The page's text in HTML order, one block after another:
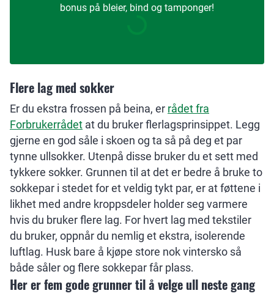
bonus på bleier, bind og tamponger!
Flere lag med sokker
Er du ekstra frossen på beina, er rådet fra
Forbrukerrådet at du bruker flerlagsprinsippet. Legg
gjerne en god såle i skoen og ta så på deg et par
tynne ullsokker. Utenpå disse bruker du et sett med
tykkere sokker. Grunnen til at det er bedre å bruke to
sokkepar i stedet for et veldig tykt par, er at føttene i
likhet med andre kroppsdeler holder seg varmere
hvis du bruker flere lag. For hvert lag med tekstiler
du bruker, oppnår du nemlig et ekstra, isolerende
luftlag. Husk bare å kjøpe store nok vintersko så
både såler og flere sokkepar får plass.
Her er fem gode grunner til å velge ull neste gang